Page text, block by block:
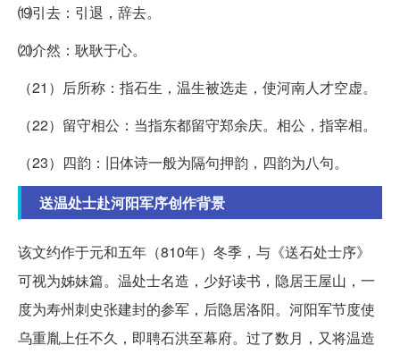
⒆引去：引退，辞去。
⒇介然：耿耿于心。
（21）后所称：指石生，温生被选走，使河南人才空虚。
（22）留守相公：当指东都留守郑余庆。相公，指宰相。
（23）四韵：旧体诗一般为隔句押韵，四韵为八句。
送温处士赴河阳军序创作背景
该文约作于元和五年（810年）冬季，与《送石处士序》
可视为姊妹篇。温处士名造，少好读书，隐居王屋山，一
度为寿州刺史张建封的参军，后隐居洛阳。河阳军节度使
乌重胤上任不久，即聘石洪至幕府。过了数月，又将温造